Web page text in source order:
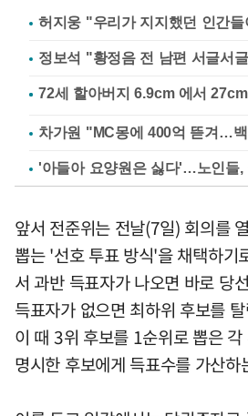
허지웅 "우리가 지지했던 인간
정보석 "황정음 전 남편 서글서
'아들아 요양원은 싫다'…노인들,
앞서 전준위는 전날(7일) 회의를
뽑는 '선호 투표 방식'을 채택하기
서 과반 득표자가 나오면 바로 당
득표자가 없으면 최하위 후보를
이 때 3위 후보를 1순위로 뽑은
명시한 후보에게 득표수를 가산하